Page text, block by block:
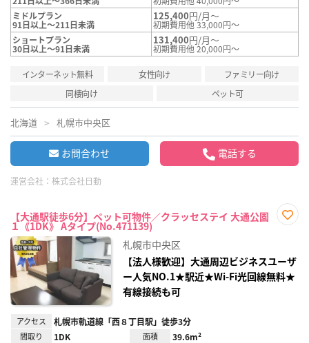
ミドルプラン
91日以上～211日未満
125,400円/月～
初期費用他 33,000円～
ショートプラン
30日以上～91日未満
131,400円/月～
初期費用他 20,000円～
インターネット無料 女性向け
ファミリー向け
同棲向け
ペット可
北海道 札幌市中央区
お問合わせ 電話する
運営会社： 株式会社日動
【大通駅徒歩6分】ペット可物件／クラッセステイ 大通公園
１《1DK》 Aタイプ(No.471139)
録
札幌市中央区
【法人様歓迎】大通周辺ビジネスユーザ
ー人気NO.1★駅近★Wi-Fi光回線無料★
有線接続も可
アクセス 札幌市軌道線「西８丁目駅」徒歩3分
間取り 1DK 面積 39.6m²